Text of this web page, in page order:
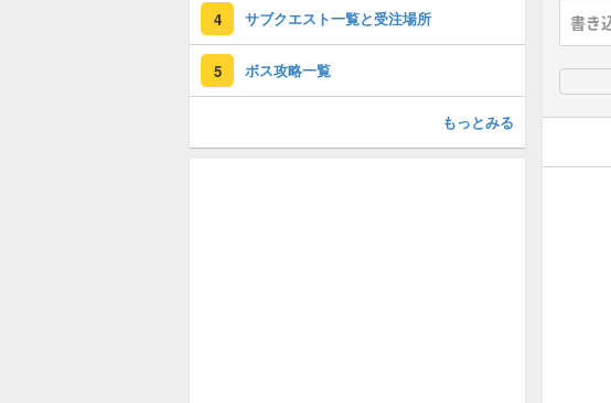
4 サブクエスト一覧と受注場所
5 ボス攻略一覧
もっとみる